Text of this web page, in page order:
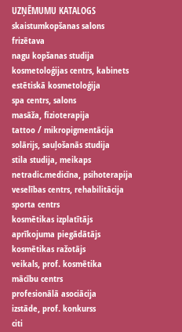
UZŅĒMUMU KATALOGS
skaistumkopšanas salons
frizētava
nagu kopšanas studija
kosmetoloģijas centrs, kabinets
estētiskā kosmetoloģija
spa centrs, salons
masāža, fizioterapija
tattoo / mikropigmentācija
solārijs, sauļošanās studija
stila studija, meikaps
netradic.medicīna, psihoterapija
veselības centrs, rehabilitācija
sporta centrs
kosmētikas izplatītājs
aprīkojuma piegādātājs
kosmētikas ražotājs
veikals, prof. kosmētika
mācību centrs
profesionālā asociācija
izstāde, prof. konkurss
citi